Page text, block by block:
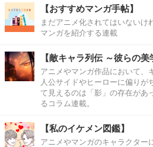
【おすすめマンガ手帖】
まだアニメ化されてはいないけ
マンガを紹介する連載
【敵キャラ列伝 ～彼らの美
アニメやマンガ作品において、
人公サイドやヒーローに偏り
て見えるのは「影」の存在があ
るコラム連載。
【私のイケメン図鑑】
アニメやマンガのキャラクター